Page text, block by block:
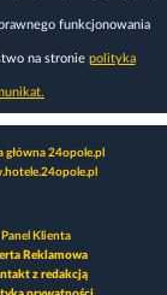
funkcjonowania
na stronie polityka
główna 24opole.pl
Panel Klienta
Reklamowa
z redakcją